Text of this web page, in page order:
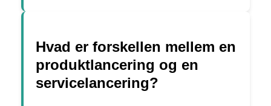
Hvad er forskellen mellem en
produktlancering og en
servicelancering?